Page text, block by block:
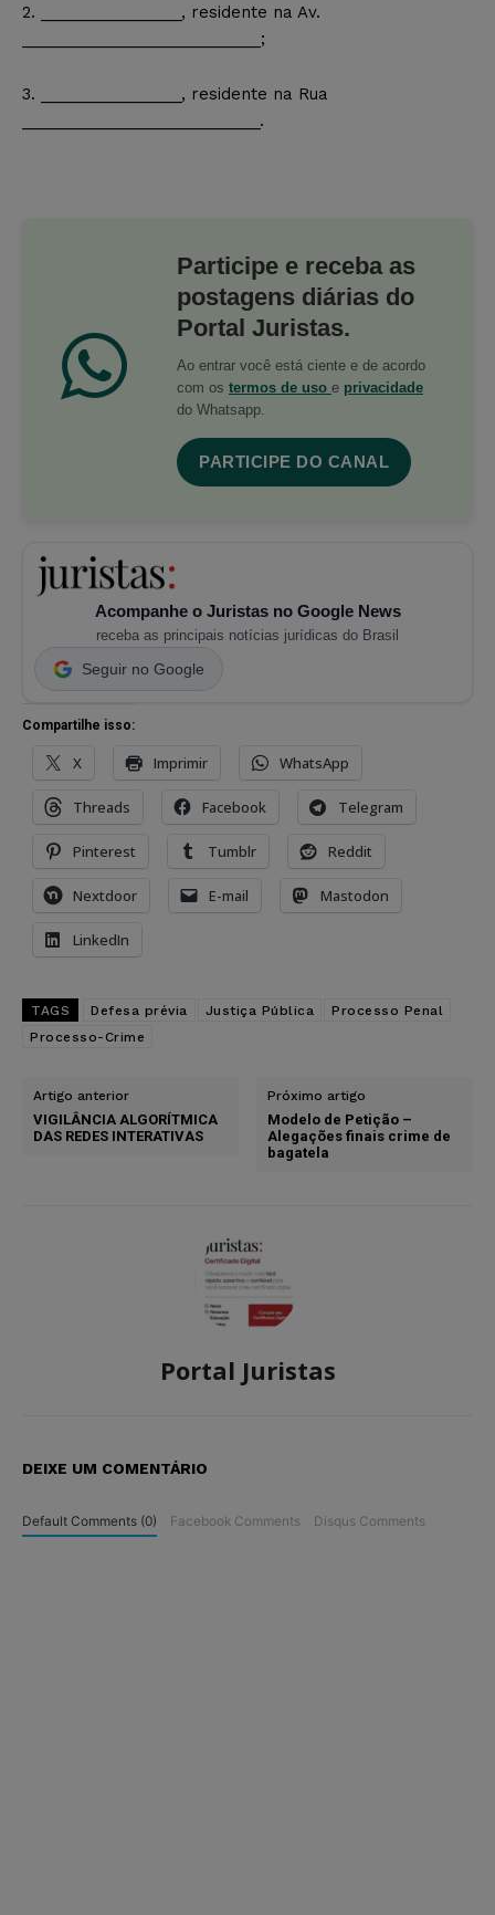
2. ________________, residente na Av.
___________________________;
3. ________________, residente na Rua
___________________________.
Participe e receba as
postagens diárias do
Portal Juristas.
Ao entrar você está ciente e de acordo
com os termos de uso e privacidade
do Whatsapp.
PARTICIPE DO CANAL
Acompanhe o Juristas no Google News
receba as principais notícias jurídicas do Brasil
Seguir no Google
Compartilhe isso:
X Imprimir WhatsApp
Threads Facebook Telegram
Pinterest Tumblr Reddit
Nextdoor E-mail Mastodon
LinkedIn
TAGS Defesa prévia Justiça Pública
Processo Penal
Processo-Crime
Artigo anterior
VIGILÂNCIA ALGORÍTMICA
DAS REDES INTERATIVAS
Próximo artigo
Modelo de Petição –
Alegações finais crime de
bagatela
Portal Juristas
DEIXE UM COMENTÁRIO
Default Comments (0) Facebook Comments Disqus Comments